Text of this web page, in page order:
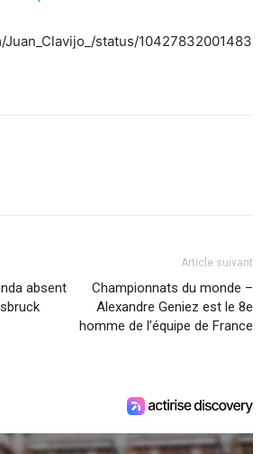
status/10427832001483
absent
Article suivant
Championnats du monde –
Alexandre Geniez est le 8e
homme de l’équipe de France